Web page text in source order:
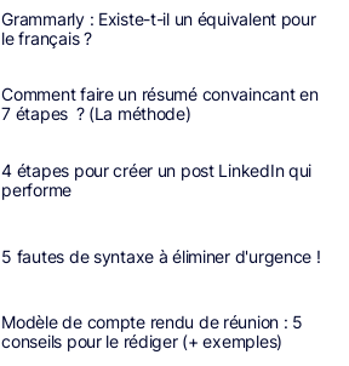
Grammarly : Existe-t-il un équivalent pour
le français ?
Comment faire un résumé convaincant en
7 étapes ? (La méthode)
4 étapes pour créer un post LinkedIn qui
performe
5 fautes de syntaxe à éliminer d'urgence !
Modèle de compte rendu de réunion : 5
conseils pour le rédiger (+ exemples)